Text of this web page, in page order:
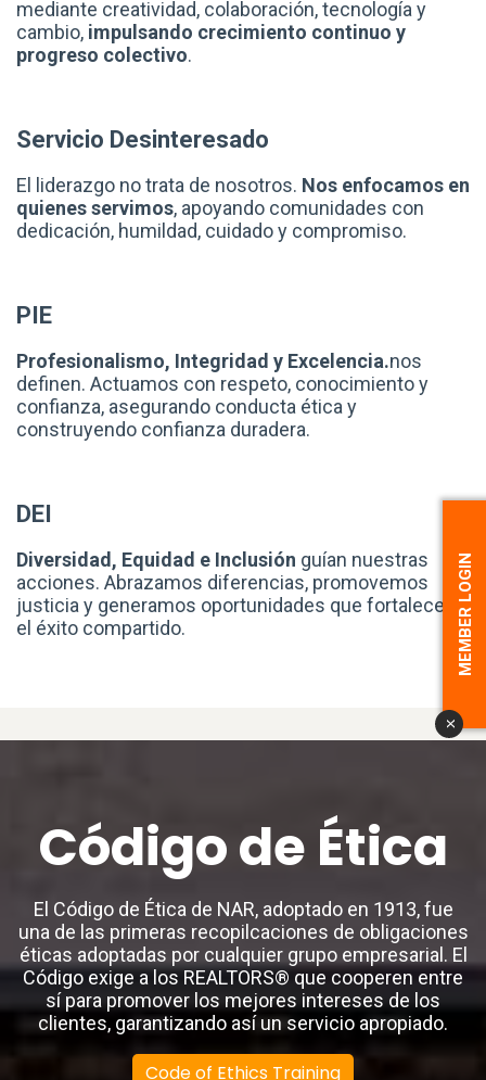
mediante creatividad, colaboración, tecnología y
cambio, impulsando crecimiento continuo y
progreso colectivo.
Servicio Desinteresado
El liderazgo no trata de nosotros. Nos enfocamos en
quienes servimos, apoyando comunidades con
dedicación, humildad, cuidado y compromiso.
PIE
Profesionalismo, Integridad y Excelencia.nos
definen. Actuamos con respeto, conocimiento y
confianza, asegurando conducta ética y
construyendo confianza duradera.
DEI
Diversidad, Equidad e Inclusión guían nuestras
acciones. Abrazamos diferencias, promovemos
justicia y generamos oportunidades que fortalecen
el éxito compartido.
Código de Ética
El Código de Ética de NAR, adoptado en 1913, fue
una de las primeras recopilcaciones de obligaciones
éticas adoptadas por cualquier grupo empresarial. El
Código exige a los REALTORS® que cooperen entre
sí para promover los mejores intereses de los
clientes, garantizando así un servicio apropiado.
Code of Ethics Training
x
MEMBER LOGIN